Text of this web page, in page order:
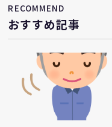
RECOMMEND
おすすめ記事